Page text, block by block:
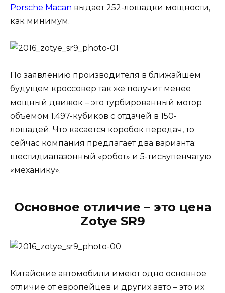
Porsche Macan выдает 252-лошадки мощности,
как минимум.
По заявлению производителя в ближайшем
будущем кроссовер так же получит менее
мощный движок – это турбированный мотор
объемом 1.497-кубиков с отдачей в 150-
лошадей. Что касается коробок передач, то
сейчас компания предлагает два варианта:
шестидиапазонный «робот» и 5-тисьупенчатую
«механику».
Основное отличие – это цена
Zotye SR9
Китайские автомобили имеют одно основное
отличие от европейцев и других авто – это их